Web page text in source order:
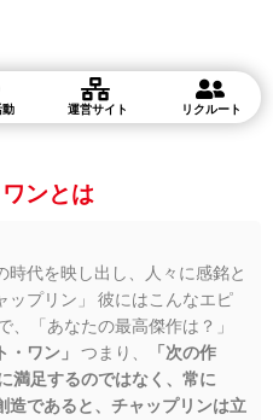
動 運営サイト リクルート
ンとは
代を映し出し、人々に感銘と
ップリン」 彼にはこんなエピ
、「あなたの最高傑作は？」
・ワン」 つまり、
「次の作
満足するのではなく、常に
造であると、チャップリンは立